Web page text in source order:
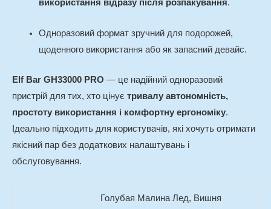
використання відразу після розпакування.
Одноразовий формат зручний для подорожей,
щоденного використання або як запасний девайс.
Elf Bar GH33000 PRO — це надійний одноразовий
пристрій для тих, хто цінує тривалу автономність,
простоту використання і комфортну ергономіку.
Ідеально підходить для користувачів, які хочуть отримати
якісний пар без додаткових налаштувань і
обслуговування.
Голубая Малина Лед, Вишня